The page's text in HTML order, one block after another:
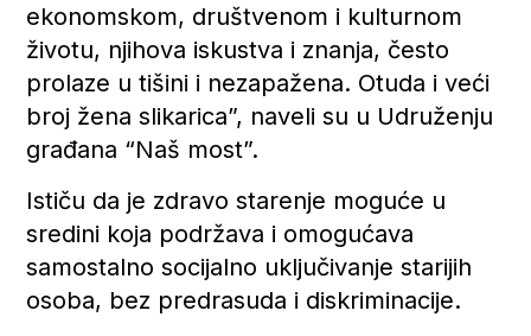
ekonomskom, društvenom i kulturnom
životu, njihova iskustva i znanja, često
prolaze u tišini i nezapažena. Otuda i veći
broj žena slikarica”, naveli su u Udruženju
građana “Naš most”.
Ističu da je zdravo starenje moguće u
sredini koja podržava i omogućava
samostalno socijalno uključivanje starijih
osoba, bez predrasuda i diskriminacije.